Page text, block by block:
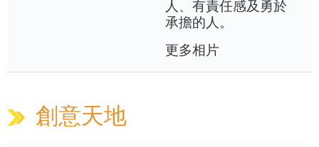
人、有責任感及勇於
承擔的人。
更多相片
創意天地